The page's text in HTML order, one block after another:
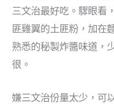
三文治最好吃。驟眼看
匪雞翼的土匪粉，加在
熟悉的秘製炸醬味道，
很。
嫌三文治份量太少，可